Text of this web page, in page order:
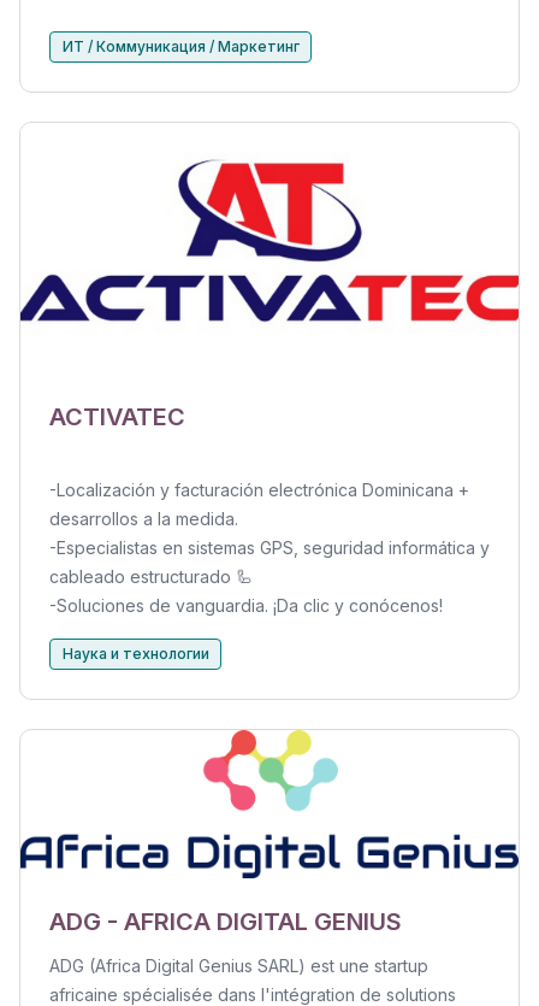
ИТ / Коммуникация / Маркетинг
ACTIVATEC
-Localización y facturación electrónica Dominicana +
desarrollos a la medida.
-Especialistas en sistemas GPS, seguridad informática y
cableado estructurado 🦾
-Soluciones de vanguardia. ¡Da clic y conócenos!
Наука и технологии
ADG - AFRICA DIGITAL GENIUS
ADG (Africa Digital Genius SARL) est une startup
africaine spécialisée dans l'intégration de solutions